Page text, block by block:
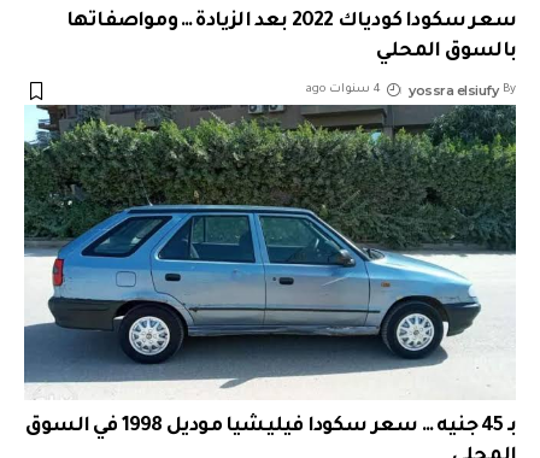
سعر سكودا كودياك 2022 بعد الزيادة … ومواصفاتها
بالسوق المحلي
By
yossra elsiufy 4 سنوات ago
بـ 45 جنيه … سعر سكودا فيليشيا موديل 1998 في السوق